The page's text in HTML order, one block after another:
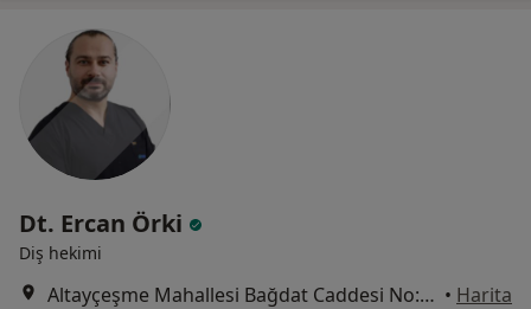
Dt. Ercan Örki
Diş hekimi
Altayçeşme Mahallesi Bağdat Caddesi No:317, Maltepe • Harita